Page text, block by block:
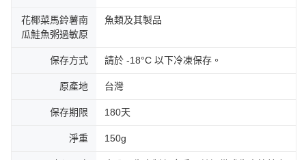
花椰菜馬鈴薯南
瓜鮭魚粥過敏原
魚類及其製品
保存方式 請於 -18°C 以下冷凍保存。
原產地 台灣
保存期限 180天
淨重 150g